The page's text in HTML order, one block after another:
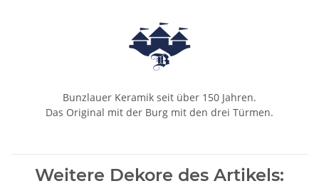
Bunzlauer Keramik seit über 150 Jahren.
Das Original mit der Burg mit den drei Türmen.
Weitere Dekore des Artikels: